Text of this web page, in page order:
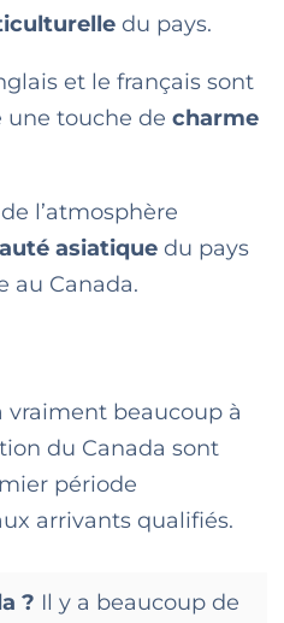
du pays.
et le français sont
une touche de charme
l’atmosphère
asiatique du pays
au Canada.
vraiment beaucoup à
du Canada sont
période
arrivants qualifiés.
? Il y a beaucoup de